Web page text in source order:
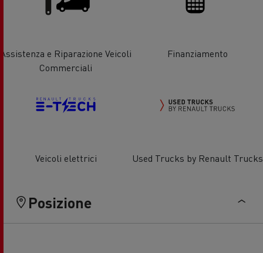
Assistenza e Riparazione Veicoli
Commerciali
Finanziamento
Veicoli elettrici Used Trucks by Renault Trucks
Posizione